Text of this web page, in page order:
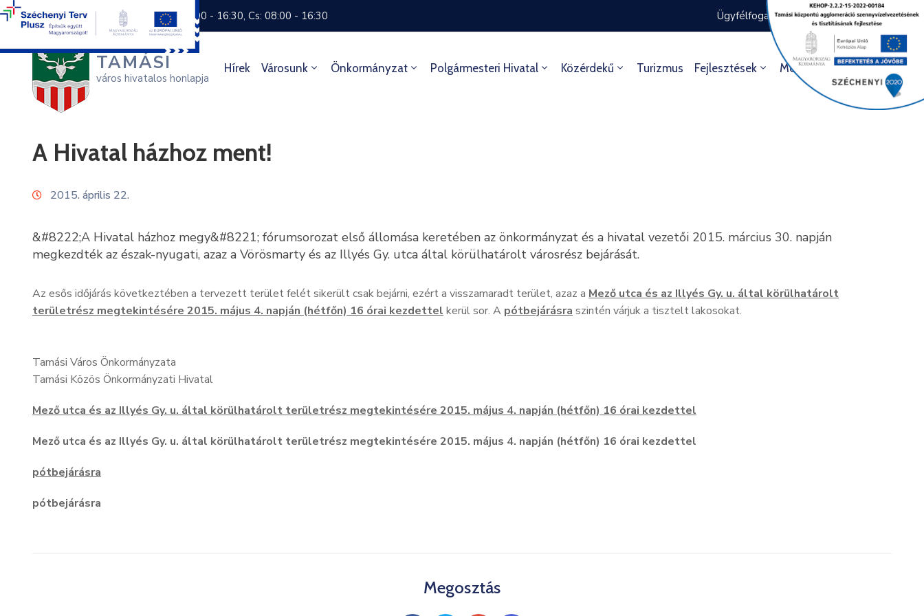
+36 74 570 800 H: 8:00 - 16:30, Cs: 08:00 - 16:30 Ügyfélfogadás rendje Ügyintézés
TAMÁSI
város hivatalos honlapja
Hírek Városunk Önkormányzat Polgármesteri Hivatal Közérdekű Turizmus Fejlesztések Média Kultúra
A Hivatal házhoz ment!
2015. április 22.
&#8222;A Hivatal házhoz megy&#8221; fórumsorozat első állomása keretében az önkormányzat és a hivatal vezetői 2015. március 30. napján
megkezdték az észak-nyugati, azaz a Vörösmarty és az Illyés Gy. utca által körülhatárolt városrész bejárását.
Az esős időjárás következtében a tervezett terület felét sikerült csak bejárni, ezért a visszamaradt terület, azaz a Mező utca és az Illyés Gy. u. által körülhatárolt
területrész megtekintésére 2015. május 4. napján (hétfőn) 16 órai kezdettel kerül sor. A pótbejárásra szintén várjuk a tisztelt lakosokat.
Tamási Város Önkormányzata
Tamási Közös Önkormányzati Hivatal
Mező utca és az Illyés Gy. u. által körülhatárolt területrész megtekintésére 2015. május 4. napján (hétfőn) 16 órai kezdettel
Mező utca és az Illyés Gy. u. által körülhatárolt területrész megtekintésére 2015. május 4. napján (hétfőn) 16 órai kezdettel
pótbejárásra
pótbejárásra
Megosztás